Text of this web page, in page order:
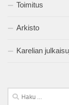
Toimitus
Arkisto
Karelian
Haku: